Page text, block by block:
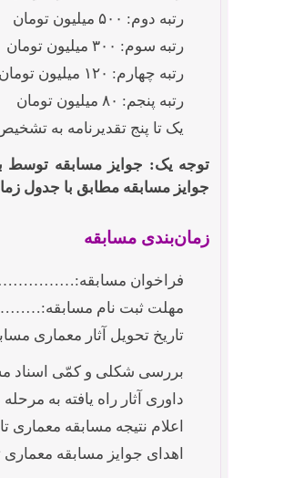
رتبه دوم: ۵۰۰ میلیون تومان
رتبه سوم: ۳۰۰ میلیون تومان
رتبه چهارم: ۱۲۰ میلیون تومان
رتبه پنجم: ۸۰ میلیون تومان
یک تا پنج تقدیرنامه به
توجه یک: جوایز مسابقه توسط
جوایز مسابقه مطابق با جدول
زمانبندی مسابقه
فراخوان
مهلت ثبت نام
تاریخ تحویل آثار معماری مسابقه : از ساعت ۰۹:۰۰:۰۰
بررسی شکلی و کمّی اسناد
داوری آثار راه یافته به مرحله
اعلام نتیجه مسابقه معماری
اهدای جوایز مسابقه